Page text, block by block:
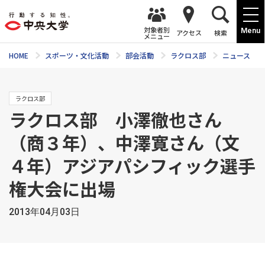
Menu
対象者別
メニュー アクセス 検索
HOME スポーツ・文化活動 部会活動 ラクロス部 ニュース
ラクロス部
ラクロス部 小澤徹也さん
（商３年）、中澤寛さん（文
４年）アジアパシフィック選手
権大会に出場
2013年04月03日